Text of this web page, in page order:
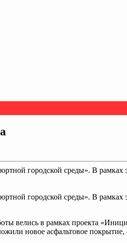
городской среды». В рамках
городской среды». В рамках
велись в рамках проекта
новое асфальтовое